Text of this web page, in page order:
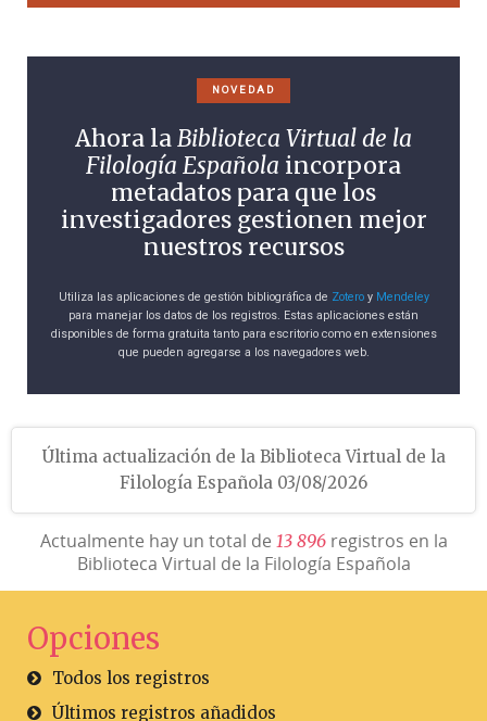
NOVEDAD
Ahora laBiblioteca Virtual de la
Filología Española incorpora
metadatos para que los
investigadores gestionen mejor
nuestros recursos
Utiliza las aplicaciones de gestión bibliográfica de Zoteroy Mendeley
para manejar los datos de los registros. Estas aplicaciones están
disponibles de forma gratuita tanto para escritorio como en extensiones
que pueden agregarse a los navegadores web.
Última actualización de la Biblioteca Virtual de la
Filología Española 03/08/2026
Actualmente hay un total de 13 896registros en la
Biblioteca Virtual de la Filología Española
Opciones
Todos los registros
Últimos registros añadidos